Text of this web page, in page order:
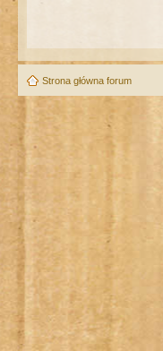
Strona główna forum